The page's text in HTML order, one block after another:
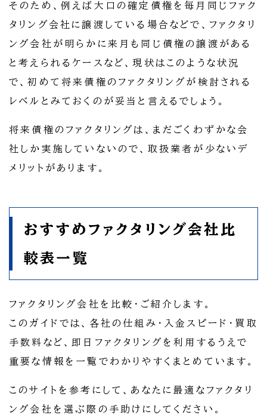
そのため、例えば大口の確定債権を毎月同じファク
タリング会社に譲渡している場合などで、ファクタリ
ング会社が明らかに来月も同じ債権の譲渡がある
と考えられるケースなど、現状はこのような状況
で、初めて将来債権のファクタリングが検討される
レベルとみておくのが妥当と言えるでしょう。
将来債権のファクタリングは、まだごくわずかな会
社しか実施していないので、取扱業者が少ないデ
メリットがあります。
おすすめファクタリング会社比
較表一覧
ファクタリング会社を比較・ご紹介します。
このガイドでは、各社の仕組み・入金スピード・買取
手数料など、即日ファクタリングを利用するうえで
重要な情報を一覧でわかりやすくまとめています。
このサイトを参考にして、あなたに最適なファクタリ
ング会社を選ぶ際の手助けにしてください。